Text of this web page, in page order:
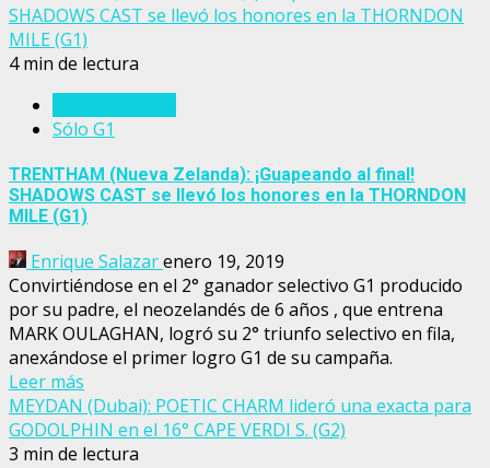
SHADOWS CAST se llevó los honores en la THORNDON
MILE (G1)
4 min de lectura
Sólo G1
TRENTHAM (Nueva Zelanda): ¡Guapeando al final!
SHADOWS CAST se llevó los honores en la THORNDON
MILE (G1)
Enrique Salazarenero 19, 2019
Convirtiéndose en el 2° ganador selectivo G1 producido
por su padre, el neozelandés de 6 años , que entrena
MARK OULAGHAN, logró su 2° triunfo selectivo en fila,
anexándose el primer logro G1 de su campaña.
Leer más
MEYDAN (Dubai): POETIC CHARM lideró una exacta para
GODOLPHIN en el 16° CAPE VERDI S. (G2)
3 min de lectura